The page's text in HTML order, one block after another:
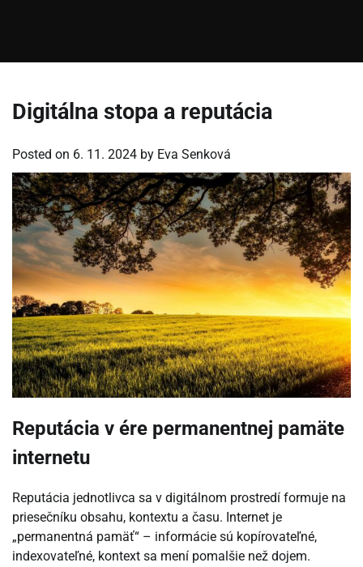
Digitálna stopa a reputácia
Posted on 6. 11. 2024 by Eva Senková
Reputácia v ére permanentnej pamäte
internetu
Reputácia jednotlivca sa v digitálnom prostredí formuje na
priesečníku obsahu, kontextu a času. Internet je
„permanentná pamäť“ – informácie sú kopírovateľné,
indexovateľné, kontext sa mení pomalšie než dojem.